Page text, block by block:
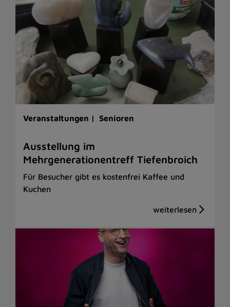
Veranstaltungen | Senioren
Ausstellung im
Mehrgenerationentreff Tiefenbroich
Für Besucher gibt es kostenfrei Kaffee und
Kuchen